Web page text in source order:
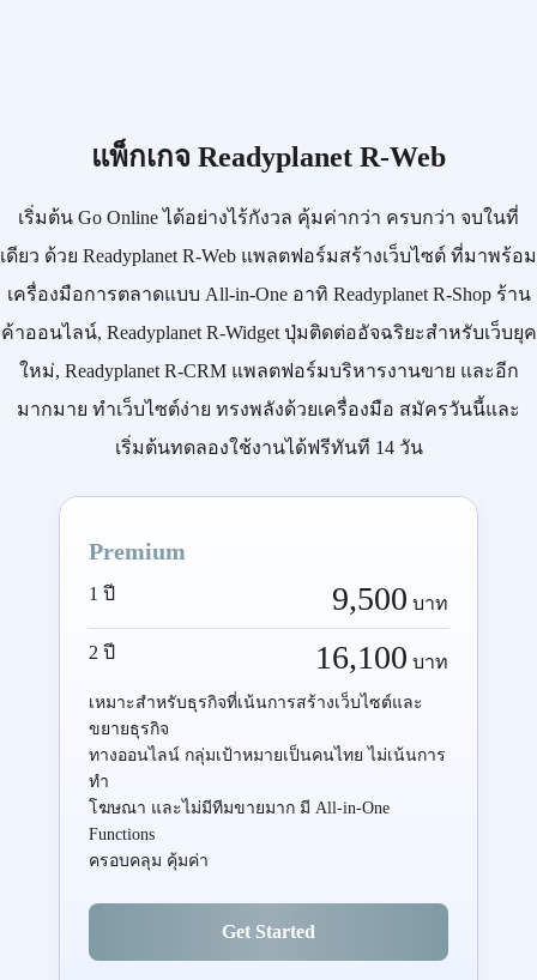
แพ็กเกจ Readyplanet R-Web
เริ่มต้น Go Onlineได้อย่างไร้กังวล คุ้มค่ากว่า ครบกว่า จบในที่
เดียว ด้วย Readyplanet R-Web แพลตฟอร์มสร้างเว็บไซต์ ที่มาพร้อม
เครื่องมือการตลาดแบบ All-in-Oneอาทิ Readyplanet R-Shopร้าน
ค้าออนไลน์, Readyplanet R-Widgetปุ่มติดต่ออัจฉริยะสำหรับเว็บยุค
ใหม่, Readyplanet R-CRMแพลตฟอร์มบริหารงานขาย และอีก
มากมาย ทำเว็บไซต์ง่าย ทรงพลังด้วยเครื่องมือ สมัครวันนี้และ
เริ่มต้นทดลองใช้งานได้ฟรีทันที 14 วัน
Premium
1 ปี 9,500 บาท
2 ปี 16,100 บาท
เหมาะสำหรับธุรกิจที่เน้นการสร้างเว็บไซต์และ
ขยายธุรกิจ
ทางออนไลน์ กลุ่มเป้าหมายเป็นคนไทย ไม่เน้นการ
ทำ
โฆษณา และไม่มีทีมขายมาก มี All-in-One
Functions
ครอบคลุม คุ้มค่า
Get Started